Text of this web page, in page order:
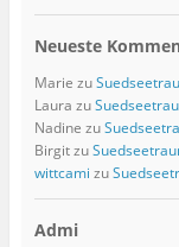
Neueste
Marie zu
Laura zu
Nadine zu
Birgitzu
wittcami zu
Admi